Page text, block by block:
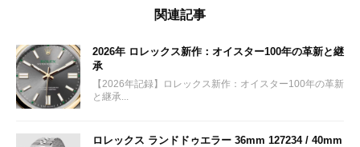
関連記事
2026年 ロレックス新作：オイスター100年の革新と継
承
【2026年記録】ロレックス新作：オイスター100年の革新
と継承...
ロレックス ランドドゥエラー 36mm 127234 / 40mm